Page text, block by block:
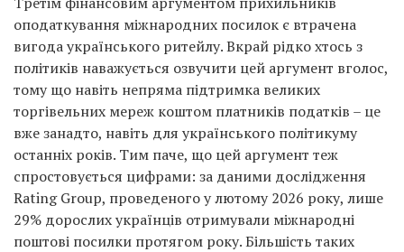
оподаткування міжнародних посилок є втрачена
вигода українського ритейлу. Вкрай рідко хтось з
політиків наважується озвучити цей аргумент вголос,
тому що навіть непряма підтримка великих
торгівельних мереж коштом платників податків – це
вже занадто, навіть для українського політикуму
останніх років. Тим паче, що цей аргумент теж
спростовується цифрами: за даними дослідження
Rating Group, проведеного у лютому 2026 року, лише
29% дорослих українців отримували міжнародні
поштові посилки протягом року. Більшість таких